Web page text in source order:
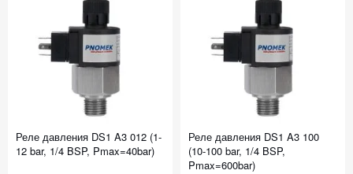
Реле давления DS1 A3 012 (1-
12 bar, 1/4 BSP, Pmax=40bar)
Реле давления DS1 A3 100
(10-100 bar, 1/4 BSP,
Pmax=600bar)